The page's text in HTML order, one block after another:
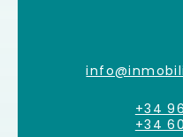
+34
+34